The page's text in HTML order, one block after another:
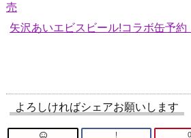
売
矢沢あいエビスビール!コラボ缶予
よろしければシェアお願いします
! 0